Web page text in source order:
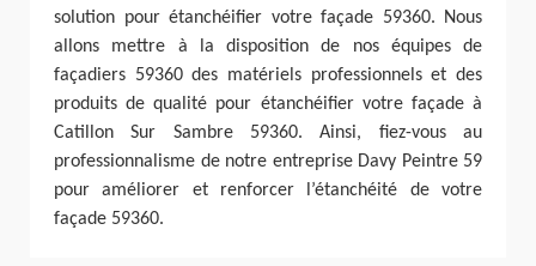
solution pour étanchéifier votre façade 59360. Nous
allons mettre à la disposition de nos équipes de
façadiers 59360 des matériels professionnels et des
produits de qualité pour étanchéifier votre façade à
Catillon Sur Sambre 59360. Ainsi, fiez-vous au
professionnalisme de notre entreprise Davy Peintre 59
pour améliorer et renforcer l’étanchéité de votre
façade 59360.